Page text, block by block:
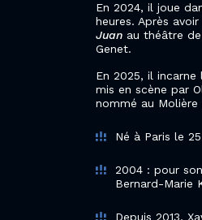
En 2024, il joue
heures. Après
Juan au théâtre
Genet.
En 2025, il
mis en scène par
nommé au
Né à Paris le
2004 : pour
Bernard-Marie
Depuis 2013,